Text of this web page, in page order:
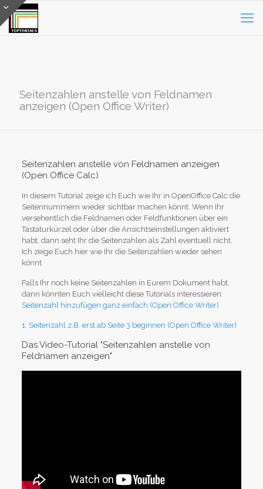
Seitenzahlen anstelle von Feldnamen
anzeigen (Open Office Writer)
Seitenzahlen anstelle von Feldnamen anzeigen
(Open Office Calc)
In diesem Tutorial zeige ich Euch wie Ihr in OpenOffice Calc die
Seitennummern wieder sichtbar machen könnt. Wenn Ihr
versehentlich die Feldnamen oder Feldfunktionen über ein
Tastaturkürzel oder über die Ansichtseinstellungen aktiviert
habt, dann seht Ihr die Seitenzahlen als Zahl eventuell nicht.
Ich zeige Euch hier wie Ihr die Seitenzahlen wieder sehen
könnt.
Falls Ihr noch keine Seitenzahlen in Eurem Dokument habt,
dann könnten Euch vielleicht diese Tutorials interessieren:
Seitenzahl hinzufügen ganz einfach (Open Office Writer)
1. Seitenzahl z.B. erst ab Seite 3 beginnen (Open Office Writer)
Das Video-Tutorial "Seitenzahlen anstelle von
Feldnamen anzeigen"